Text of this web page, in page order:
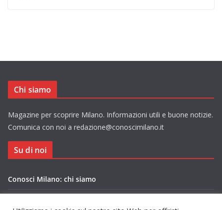
Chi siamo
Magazine per scoprire Milano. Informazioni utili e buone notizie.
Comunica con noi a redazione@conoscimilano.it
Su di noi
Conosci Milano: chi siamo